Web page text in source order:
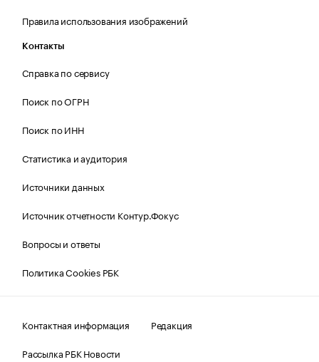
Правила использования изображений
Контакты
Справка по сервису
Поиск по ОГРН
Поиск по ИНН
Статистика и аудитория
Источники данных
Источник отчетности Контур.Фокус
Вопросы и ответы
Политика Cookies РБК
Контактная информация
Редакция
Рассылка РБК Новости